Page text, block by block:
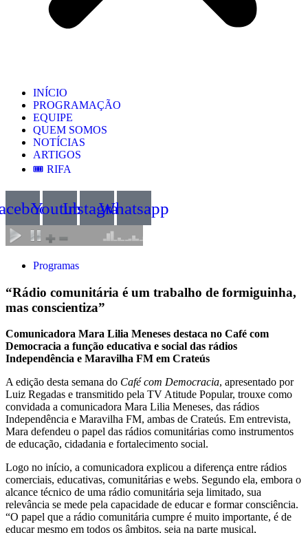
INÍCIO
PROGRAMAÇÃO
EQUIPE
QUEM SOMOS
NOTÍCIAS
ARTIGOS
🎟️ RIFA
YoutubeInstagramWhatsapp
Programas
“Rádio comunitária é um trabalho de formiguinha,
mas conscientiza”
Comunicadora Mara Lilia Meneses destaca no Café com
Democracia a função educativa e social das rádios
Independência e Maravilha FM em Crateús
A edição desta semana do Café com Democracia, apresentado por
Luiz Regadas e transmitido pela TV Atitude Popular, trouxe como
convidada a comunicadora Mara Lilia Meneses, das rádios
Independência e Maravilha FM, ambas de Crateús. Em entrevista,
Mara defendeu o papel das rádios comunitárias como instrumentos
de educação, cidadania e fortalecimento social.
Logo no início, a comunicadora explicou a diferença entre rádios
comerciais, educativas, comunitárias e webs. Segundo ela, embora o
alcance técnico de uma rádio comunitária seja limitado, sua
relevância se mede pela capacidade de educar e formar consciência.
“O papel que a rádio comunitária cumpre é muito importante, é de
educar mesmo em todos os âmbitos, seja na parte musical,